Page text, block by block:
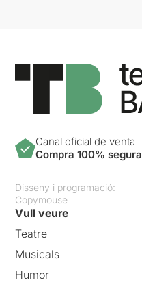
Canal oficial de venta
Compra 100% segura
Disseny i programació:
Copymouse
Vull veure
Teatre
Musicals
Humor